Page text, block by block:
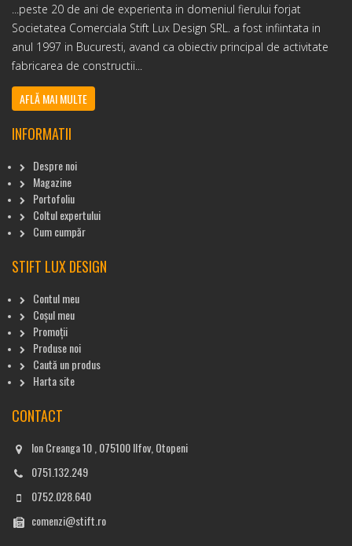
...peste 20 de ani de experienta in domeniul fierului forjat
Societatea Comerciala Stift Lux Design SRL. a fost infiintata in
anul 1997 in Bucuresti, avand ca obiectiv principal de activitate
fabricarea de constructii...
AFLĂ MAI MULTE
INFORMATII
Despre noi
Magazine
Portofoliu
Coltul expertului
Cum cumpăr
STIFT LUX DESIGN
Contul meu
Coșul meu
Promoții
Produse noi
Caută un produs
Harta site
CONTACT
Ion Creanga 10 , 075100 Ilfov, Otopeni
0751.132.249
0752.028.640
comenzi@stift.ro